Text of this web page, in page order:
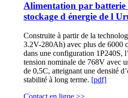
Alimentation par batterie
stockage d énergie de l
Construite à partir de la
3.2V-280Ah) avec plus de 6000
dans une configuration 1P240S,
tension nominale de 768V avec
de 0,5C, atteignant une densité
stabilité à long terme. [pdf]